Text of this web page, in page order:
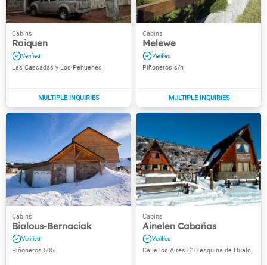
Raiquen
Las Cascadas y Los Pehuenes
Melewe
Piñoneros s/n
Bialous-Bernaciak
Piñoneros 505
Ainelen Cabañas